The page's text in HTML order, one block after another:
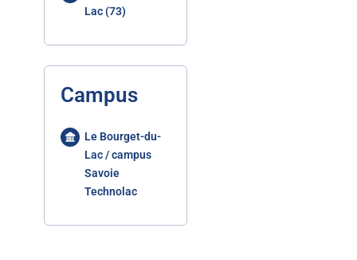
Lac (73)
Campus
Le Bourget-du-
Lac / campus
Savoie
Technolac